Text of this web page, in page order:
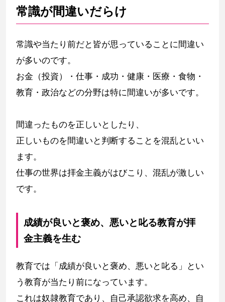
常識が間違いだらけ
常識や当たり前だと皆が思っていることに間違い
が多いのです。
お金（投資）・仕事・成功・健康・医療・食物・
教育・政治などの分野は特に間違いが多いです。
間違ったものを正しいとしたり、
正しいものを間違いと判断することを混乱といい
ます。
仕事の世界は拝金主義がはびこり、混乱が激しい
です。
成績が良いと褒め、悪いと叱る教育が拝
金主義を生む
教育では「成績が良いと褒め、悪いと叱る」とい
う教育が当たり前になっています。
これは奴隷教育であり、自己承認欲求を高め、自